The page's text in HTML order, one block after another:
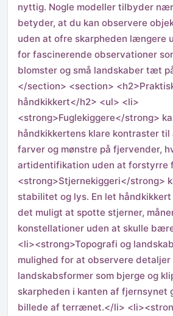
nyttig. Nogle modeller tilbyder
betyder, at du kan observere
uden at ofre skarpheden længere
for fascinerende observationer
blomster og små landskaber tæt
</section> <section>
håndkikkert</h2> <ul> <li>
<strong>Fuglekiggere</strong>
håndkikkertens klare kontraster
farver og mønstre på fjervender,
artidentifikation uden at forstyrre
<strong>Stjernekiggeri</strong>
stabilitet og lys. En let
det muligt at spotte stjerner,
konstellationer uden at skulle
<li><strong>Topografi og
mulighed for at observere
landskabsformer som bjerge og
skarpheden i kanten af fjernsynet
billede af terrænet.</li>